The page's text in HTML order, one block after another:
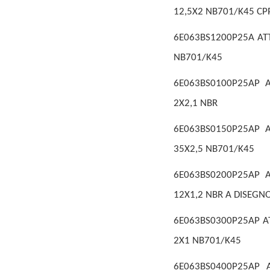
12,5X2 NB701/K45
6E063BS1200P25A
NB701/K45
6E063BS0100P25AP
2X2,1 NBR
6E063BS0150P25AP
35X2,5 NB701/K45
6E063BS0200P25AP
12X1,2 NBR A
6E063BS0300P25AP
2X1 NB701/K45
6E063BS0400P25AP